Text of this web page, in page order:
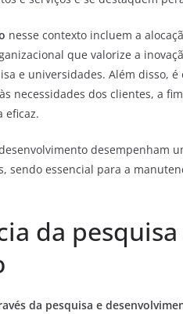
nesse contexto incluem a
que valorize a
e universidades. Além disso,
necessidades dos clientes, a
eficaz.
desempenham
sendo essencial para a
da
da pesquisa e